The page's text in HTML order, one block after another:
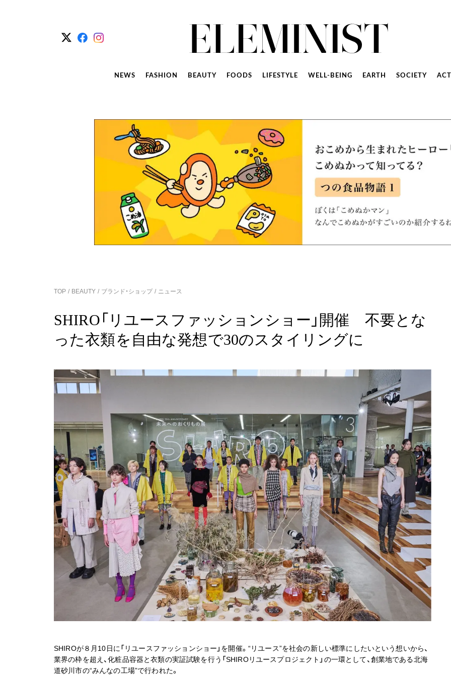
NEWS FASHION BEAUTY FOODS LIFESTYLE WELL-BEING EARTH SOCIETY
TOP BEAUTY ブランド・ショップ ニュース
SHIRO「リユースファッションショー」開催 不要とな
った衣類を自由な発想で30のスタイリングに
SHIROが８月10日に「リユースファッションショー」を開催。“リユース”を社会の新しい標準にしたいという想いから、
業界の枠を超え、化粧品容器と衣類の実証試験を行う「SHIROリユースプロジェクト」の一環として、創業地である北海
道砂川市の“みんなの工場”で行われた。